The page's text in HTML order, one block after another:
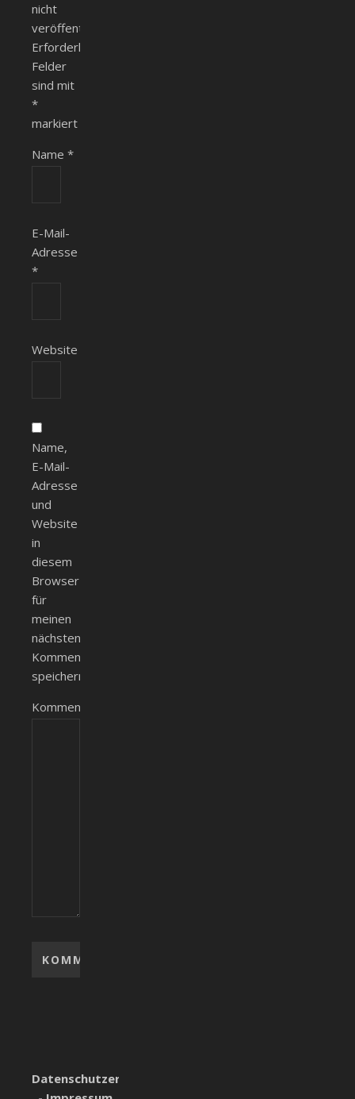
nicht
veröffentlicht.
Erforderliche
Felder
sind mit
*
markiert
Name *
E-Mail-
Adresse
*
Website
Name,
E-Mail-
Adresse
und
Website
in
diesem
Browser
für
meinen
nächsten
Kommentar
speichern.
Kommentieren
Datenschutzerklärung